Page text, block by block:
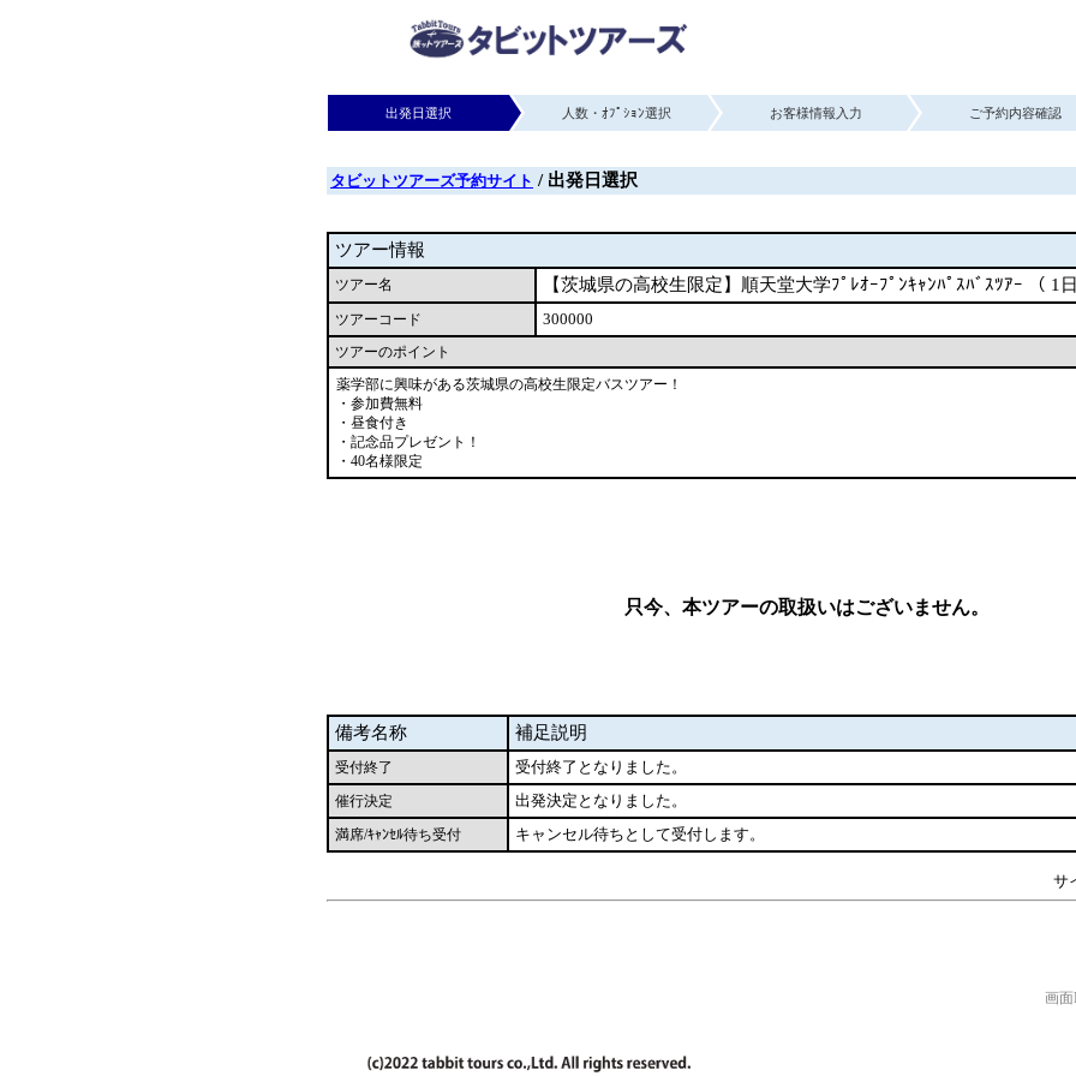
出発日選択 人数・ｵﾌﾟｼｮﾝ選択 お客様情報入力 ご予約内容確認
タビットツアーズ予約サイト / 出発日選択
ツアー情報
ツアー名 【茨城県の高校生限定】順天堂大学ﾌﾟﾚｵｰﾌﾟﾝｷｬﾝﾊﾟｽﾊﾞｽﾂｱｰ （ 1日
ツアーコード 300000
ツアーのポイント
薬学部に興味がある茨城県の高校生限定バスツアー！
・参加費無料
・昼食付き
・記念品プレゼント！
・40名様限定
只今、本ツアーの取扱いはございません。
備考名称 補足説明
受付終了 受付終了となりました。
催行決定 出発決定となりました。
満席/ｷｬﾝｾﾙ待ち受付 キャンセル待ちとして受付します。
サ
画面